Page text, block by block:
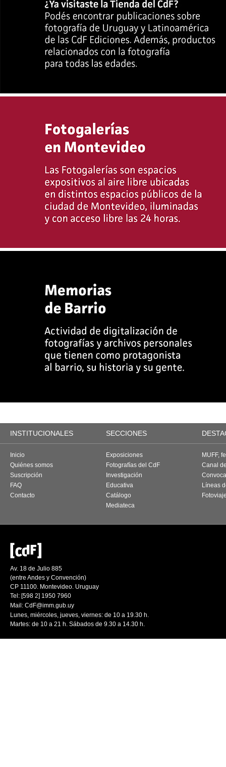
INSTITUCIONALES SECCIONES
Inicio
Quiénes somos
Suscripción
FAQ
Contacto
Exposiciones
Fotografías del CdF
Investigación
Educativa
Catálogo
Mediateca
MUFF,
Canal
Líneas
Av. 18 de Julio 885
(entre Andes y Convención)
CP 11100. Montevideo. Uruguay
Tel: [598 2] 1950 7960
Mail: CdF@imm.gub.uy
Lunes, miércoles, jueves, viernes: de 10 a 19.30 h.
Martes: de 10 a 21 h. Sábados de 9.30 a 14.30 h.